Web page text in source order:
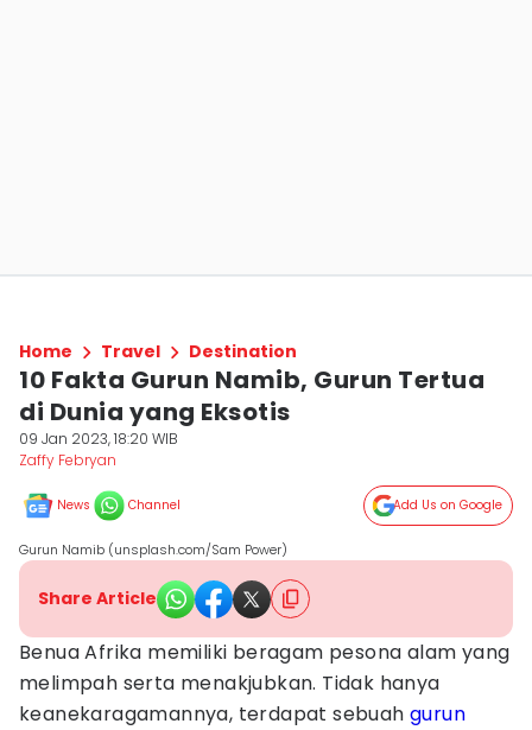
Home Travel Destination
10 Fakta Gurun Namib, Gurun Tertua
di Dunia yang Eksotis
09 Jan 2023, 18:20 WIB
Zaffy Febryan
News Channel Add Us on Google
Gurun Namib (unsplash.com/Sam Power)
Share Article
Benua Afrika memiliki beragam pesona alam yang
melimpah serta menakjubkan. Tidak hanya
keanekaragamannya, terdapat sebuah gurun